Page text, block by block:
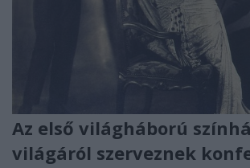
Az első világháború
világáról szerveznek